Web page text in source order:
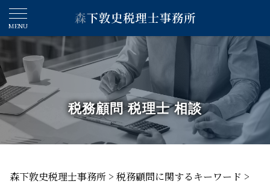
税務顧問 税理士 相談
森下敦史税理士事務所 > 税務顧問に関するキーワード >